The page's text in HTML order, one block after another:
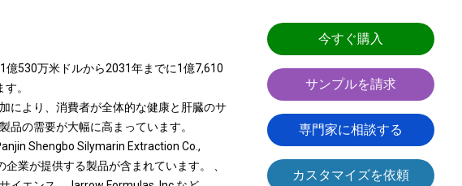
530万米ドルから2031年までに1億7,610
。
により、消費者が全体的な健康と肝臓のサ
の需要が大幅に高まっています。
Shengbo Silymarin Extraction Co.,
業が提供する製品が含まれています。 、
今すぐ購入
サンプルを請求
専門家に相談する
カスタマイズを依頼